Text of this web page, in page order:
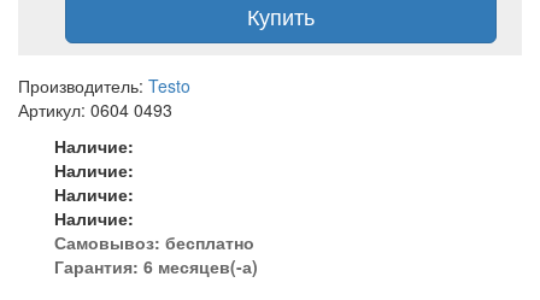
Купить
Производитель: Testo
Артикул: 0604 0493
Наличие:
Наличие:
Наличие:
Наличие:
Самовывоз: бесплатно
Гарантия: 6 месяцев(-а)